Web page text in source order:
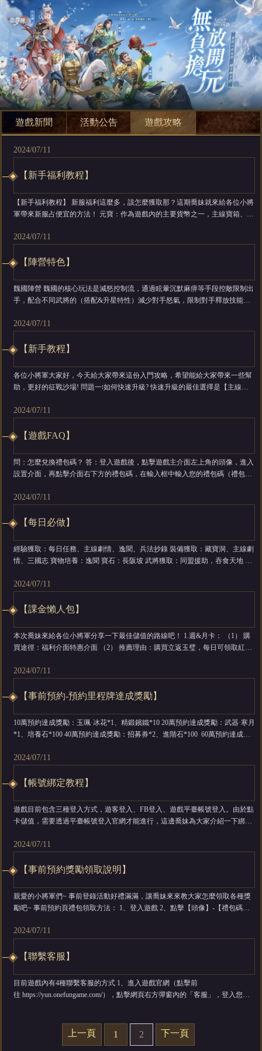
遊戲新聞 活動公告 遊戲攻略
2024/07/11
【新手福利教程】
【新手福利教程】 新服福利這麼多，該怎麼獲取那？這期喬妹就來給各位小將
軍帶來新服占便宜的方法！ 元寶：作為遊戲內的主要貨幣之一，主線寶箱、七
拿到數量不等的元寶。當然同盟中大佬們的紅包也是不能錯過的獲取元寶方式
2024/07/11
【陣營特色】
魏國陣營 魏國的核心玩法是減怒控制流，通過眩暈沉默麻痹等手段控敵限制出
手，配合不同武將的（搭配&升星特性）減少對手怒氣，限制對手釋放技能頻
將的搭配組成，從而多次出手&連擊，連續釋放技能，快速打擊對手，贏得戰
2024/07/11
【新手教程】
各位小將軍大家好，今天給大家帶來這份入門攻略，希望能給大家帶來一些幫
助，更好的征戰沙場! 問題一∶如何快速升級? 快速升級的最佳選擇是【主線副
劇情，獲得角色經驗、武將經驗書以及武將進階材料。 完成【逸聞】則可獲得
2024/07/11
【遊戲FAQ】
問：怎麼兌換禮包碼？ 答：登入遊戲後，點擊遊戲主介面左上角的頭像，進入
設置介面，再點擊介面右下方的禮包碼，在輸入框中輸入您的禮包碼（禮包碼
權、每日禮包、天天十連等在幾點刷新？ 答：UTC+8 05:00:00刷新 問：遊戲支
2024/07/11
【每日必做】
經驗獲取：每日任務、主線劇情、逸聞、兵法抄錄 裝備獲取：藏寶洞、主線劇
情、三國志 寶物培養：逸聞 寶石：長阪坡 武將獲取：同盟援助，吞食天地 神
2024/07/11
【課金懶人包】
本次喬妹來給各位小將軍分享一下最佳儲值的路線吧！ 1.週&月卡： （1） 購
買途徑：福利介面特惠介面 （2） 推薦理由：購買立返玉璧，每日可領取紅將
推薦理由：購買立返玉璧，每日可獲得精力和體力，升級先人一步 3.週&月特
2024/07/11
【事前預約-預約里程牌達成獎勵】
10萬預約達成獎勵：玉珮·冰花*1、精鍛鑌鐵*10 20萬預約達成獎勵：武器·寒月
*1、培養石*100 40萬預約達成獎勵：招募券*2、進階石*100 60萬預約達成獎
100萬預約達成獎勵：特殊形象·機甲雲妹*1、高級精煉石*5 事前預約-預約里程
2024/07/11
【帳號綁定教程】
遊戲目前包含三種登入方式，遊客登入、FB登入、遊戲平臺帳號登入。由於點
卡儲值，需要透過平臺帳號登入官網才能進行，這邊喬妹為大家介紹一下綁定
進入遊戲，螢幕上方會出現「帳號中心」，然後再點擊「綁定郵箱」。 二、綁
2024/07/11
【事前預約獎勵領取說明】
親愛的小將軍們~ 事前登錄活動好禮滿滿，讓喬妹來來教大家怎麼領取各種獎
勵吧~ 事前預約頁禮包領取方法： 1、登入遊戲 2、點擊【頭像】-【禮包碼】
請好友禮包可在事前預約活動頁中，輸入預約手機門號後通過【獎勵查詢】中
2024/07/11
【聯繫客服】
目前遊戲內有4種聯繫客服的方式 1、進入遊戲官網（點擊前
往 https://yun.onefungame.com/），點擊網頁右方彈窗內的「客服」，登入您的
面右上方「頭像」按鈕，...
上一頁 1 2 下一頁